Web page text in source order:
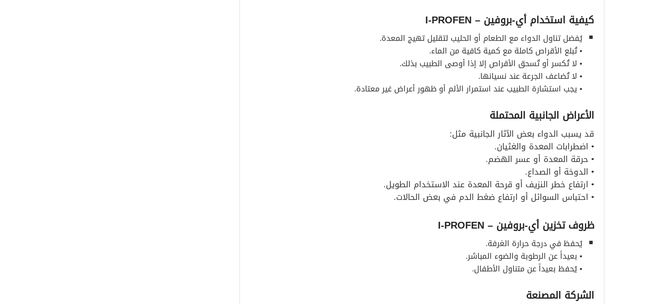
كيفية استخدام أي-بروفين – I-PROFEN
يُفضل تناول الدواء مع الطعام أو الحليب لتقليل تهيج المعدة.
• تُبلع الأقراص كاملة مع كمية كافية من الماء.
• لا تُكسر أو تُسحق الأقراص إلا إذا أوصى الطبيب بذلك.
• لا تُضاعف الجرعة عند نسيانها.
• يجب استشارة الطبيب عند استمرار الألم أو ظهور أعراض غير معتادة.
الأعراض الجانبية المحتملة
قد يسبب الدواء بعض الآثار الجانبية مثل:
• اضطرابات المعدة والغثيان.
• حرقة المعدة أو عسر الهضم.
• الدوخة أو الصداع.
• ارتفاع خطر النزيف أو قرحة المعدة عند الاستخدام الطويل.
• احتباس السوائل أو ارتفاع ضغط الدم في بعض الحالات.
ظروف تخزين أي-بروفين – I-PROFEN
يُحفظ في درجة حرارة الغرفة.
• بعيداً عن الرطوبة والضوء المباشر.
• يُحفظ بعيداً عن متناول الأطفال.
الشركة المصنعة